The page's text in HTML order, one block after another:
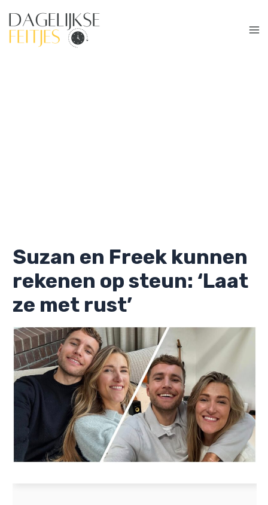
naar
Suzan en Freek kunnen
rekenen op steun: ‘Laat
ze met rust’